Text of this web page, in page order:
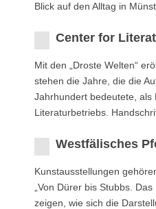
Blick auf den Alltag in
Center for
Mit den „Droste Welten“
stehen die Jahre, die die
Jahrhundert bedeutete, als
Literaturbetriebs.
Westfälisches
Kunstausstellungen
„Von Dürer bis Stubbs.
zeigen, wie sich die